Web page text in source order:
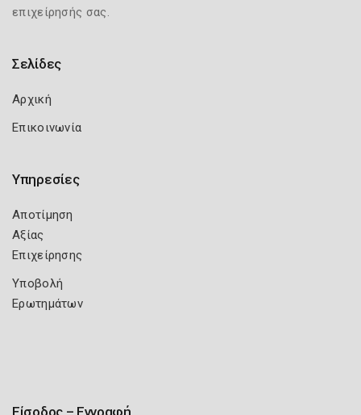
επιχείρησής σας.
Σελίδες
Αρχική
Επικοινωνία
Υπηρεσίες
Αποτίμηση
Αξίας
Επιχείρησης
Υποβολή
Ερωτημάτων
Είσοδος – Εγγραφή